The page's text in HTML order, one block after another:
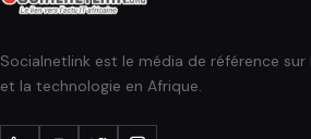
Socialnetlink est le média de référence
et la technologie en Afrique.